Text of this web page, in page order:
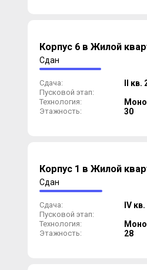
Корпус 6 в Жилой
Сдан
Сдача: II кв.
Пусковой этап:
Технология:
Этажность: 30
Корпус 1 в Жилой
Сдан
Сдача: IV
Пусковой этап:
Технология:
Этажность: 28